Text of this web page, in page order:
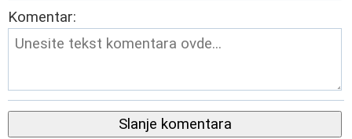
Komentar:
Slanje komentara